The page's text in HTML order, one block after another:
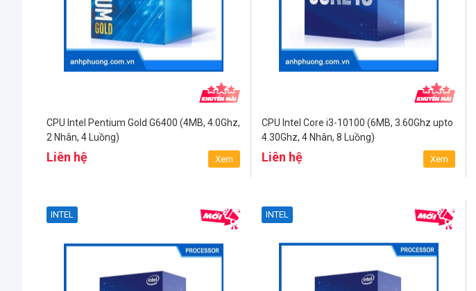
CPU Intel Pentium Gold G6400 (4MB, 4.0Ghz,
2 Nhân, 4 Luồng)
Liên hệ Xem
CPU Intel Core i3-10100 (6MB, 3.60Ghz upto
4.30Ghz, 4 Nhân, 8 Luồng)
Liên hệ Xem
INTEL INTEL